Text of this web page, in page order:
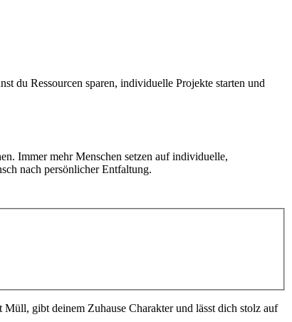
du Ressourcen sparen, individuelle Projekte starten und
Immer mehr Menschen setzen auf individuelle,
nach persönlicher Entfaltung.
gibt deinem Zuhause Charakter und lässt dich stolz auf